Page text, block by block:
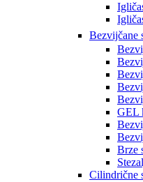
Bezvijčane
GEL
Brze
Cilindrične